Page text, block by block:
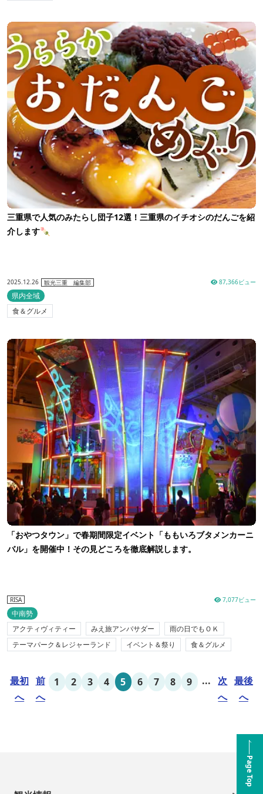
三重県で人気のみたらし団子12選！三重県のイチオシのだんごを紹
介します🍡
2025.12.26 観光三重 編集部 87,366ビュー
県内全域
食＆グルメ
「おやつタウン」で春期間限定イベント「ももいろブタメンカーニ
バル」を開催中！その見どころを徹底解説します。
RISA 7,077ビュー
中南勢
アクティヴィティー
みえ旅アンバサダー
雨の日でもＯＫ
テーマパーク＆レジャーランド
イベント＆祭り 食＆グルメ
最初
へ
前
へ
1 2 3 4 5 6 7 8 9 ...
次
へ
最後
へ
Page Top